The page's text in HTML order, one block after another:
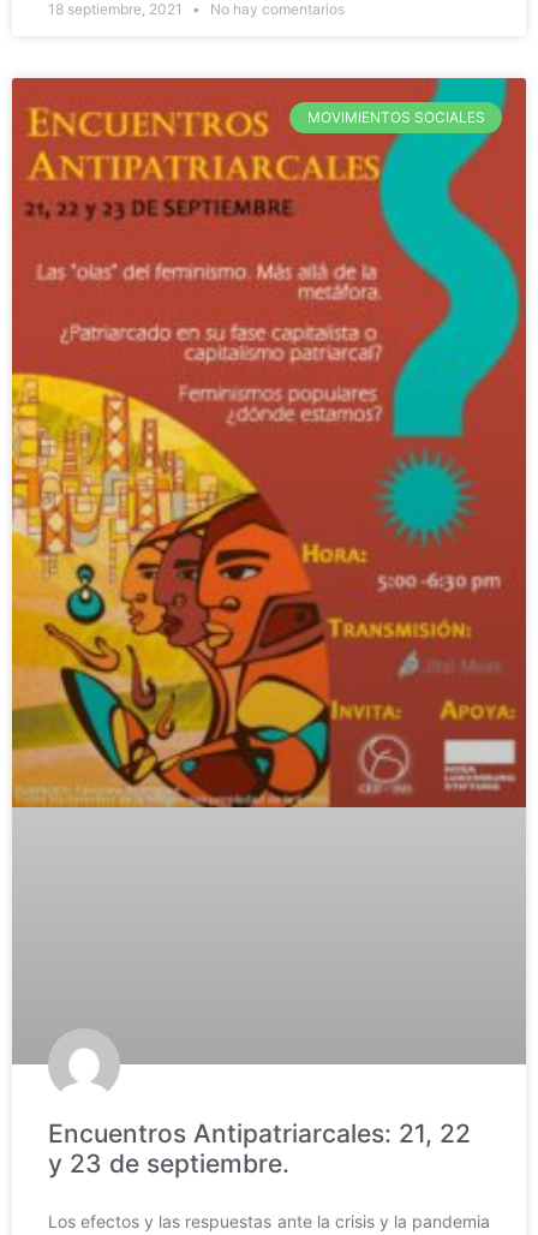
18 septiembre, 2021 No hay comentarios
MOVIMIENTOS SOCIALES
Encuentros Antipatriarcales: 21, 22
y 23 de septiembre.
Los efectos y las respuestas ante la crisis y la pandemia